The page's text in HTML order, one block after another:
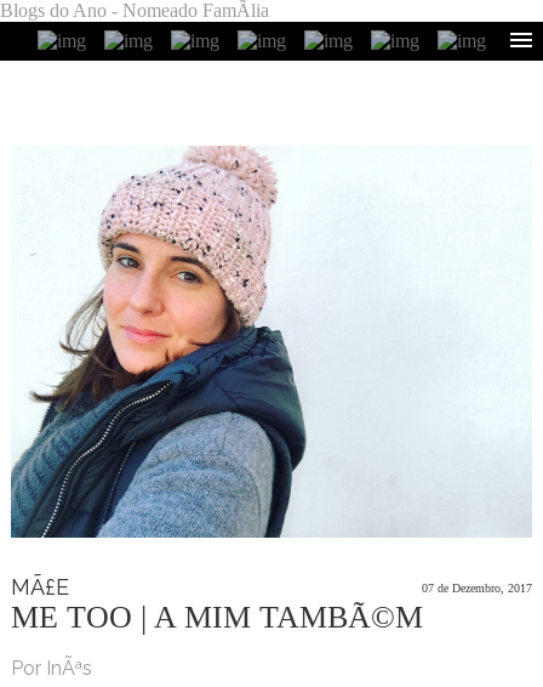
Blogs do Ano - Nomeado FamÃ­lia
MÃ£E 07 de Dezembro, 2017
ME TOO | A MIM TAMBÃ©M
Por InÃªs